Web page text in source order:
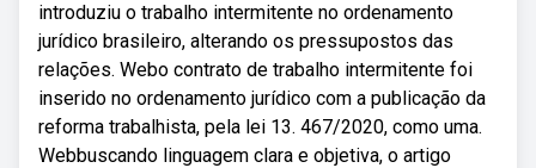
introduziu o trabalho intermitente no ordenamento
jurídico brasileiro, alterando os pressupostos das
relações. Webo contrato de trabalho intermitente foi
inserido no ordenamento jurídico com a publicação da
reforma trabalhista, pela lei 13. 467/2020, como uma.
Webbuscando linguagem clara e objetiva, o artigo